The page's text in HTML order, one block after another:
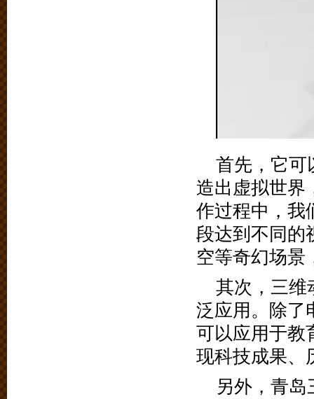
首先，它可
造出虚拟世界
作过程中，我
段达到不同的
空等奇幻场景
其次，三维
泛应用。除了
可以应用于教
现科技成果、
另外，青